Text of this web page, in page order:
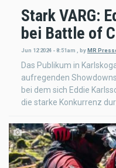
Stark VARG:
bei Battle of
Jun 12 2024 - 8:51am , byMR
Das Publikum in
aufregenden
bei dem sich Eddie
die starke Konkurrenz